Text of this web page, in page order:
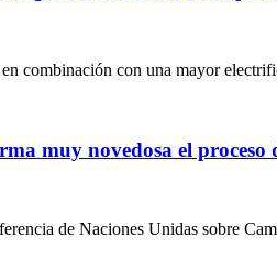
combinación con una mayor
muy novedosa el
de Naciones Unidas sobre